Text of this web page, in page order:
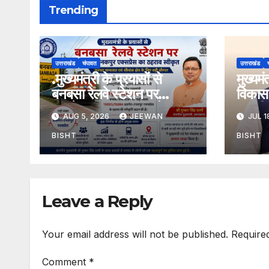
Trending
उत्तराखंड चंपावत
.मुख्यमंत्री के प्रयासों से
बनबसा रेलवे स्टेशन पर
अछनेरा-टनकपुर एक्सप्रेस का
ठहराव हुआ स्वीकृत
AUG 5, 2026 JEEWAN
BISHT
उत्तराखंड
मार्ग
JUL
BISHT
Leave a Reply
Your email address will not be published.
Comment *